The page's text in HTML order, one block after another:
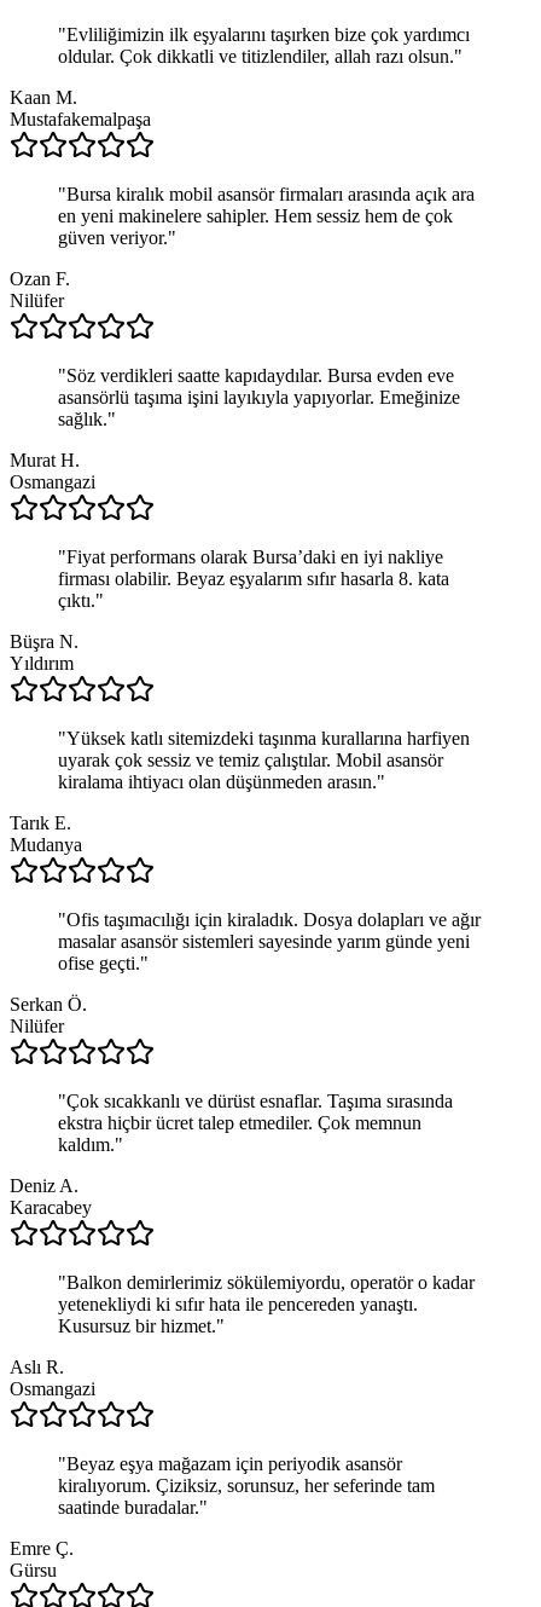
"Evliliğimizin ilk eşyalarını taşırken bize çok yardımcı
oldular. Çok dikkatli ve titizlendiler, allah razı olsun."
Kaan M.
Mustafakemalpaşa
"Bursa kiralık mobil asansör firmaları arasında açık ara
en yeni makinelere sahipler. Hem sessiz hem de çok
güven veriyor."
Ozan F.
Nilüfer
"Söz verdikleri saatte kapıdaydılar. Bursa evden eve
asansörlü taşıma işini layıkıyla yapıyorlar. Emeğinize
sağlık."
Murat H.
Osmangazi
"Fiyat performans olarak Bursa’daki en iyi nakliye
firması olabilir. Beyaz eşyalarım sıfır hasarla 8. kata
çıktı."
Büşra N.
Yıldırım
"Yüksek katlı sitemizdeki taşınma kurallarına harfiyen
uyarak çok sessiz ve temiz çalıştılar. Mobil asansör
kiralama ihtiyacı olan düşünmeden arasın."
Tarık E.
Mudanya
"Ofis taşımacılığı için kiraladık. Dosya dolapları ve ağır
masalar asansör sistemleri sayesinde yarım günde yeni
ofise geçti."
Serkan Ö.
Nilüfer
"Çok sıcakkanlı ve dürüst esnaflar. Taşıma sırasında
ekstra hiçbir ücret talep etmediler. Çok memnun
kaldım."
Deniz A.
Karacabey
"Balkon demirlerimiz sökülemiyordu, operatör o kadar
yetenekliydi ki sıfır hata ile pencereden yanaştı.
Kusursuz bir hizmet."
Aslı R.
Osmangazi
"Beyaz eşya mağazam için periyodik asansör
kiralıyorum. Çiziksiz, sorunsuz, her seferinde tam
saatinde buradalar."
Emre Ç.
Gürsu